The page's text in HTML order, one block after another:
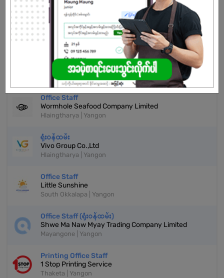
Jr. Office Staff Female (7)Persons
Century Beverage Company Limited
Hlaingtharya | Yangon
ရုံးအကူ - Office Staff
Omni Focus General Service Public Co.,Ltd
Hlaingtharya | Yangon
Office Staff
Wormhole Seafood Company Limited
Hlaingtharya | Yangon
ရုံးဝန်ထမ်း
Vivo Group Co.,Ltd
Hlaingtharya | Yangon
Office Staff
Little Sunshine
South Okkalapa | Yangon
Office Staff (ရုံးဝန်ထမ်း)
Shwe Ma Naw Myay Trading Company Limited
Mayangone | Yangon
Printing Office Staff
1 Stop Printing Service
Thaketa | Yangon